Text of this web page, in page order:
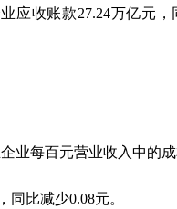
应收账款27.24万亿元，
业每百元营业收入中的
同比减少0.08元。